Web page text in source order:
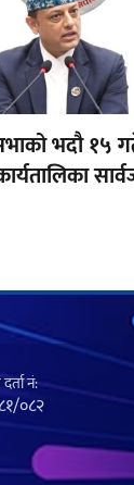
भदौ १५
नं‍:
०८२